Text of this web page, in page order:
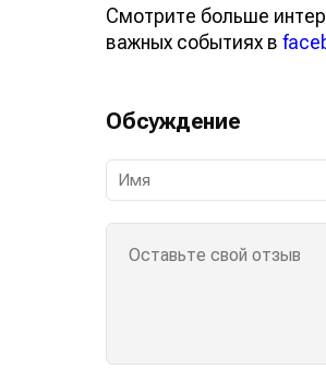
Смотрите больше
важных событиях в
Обсуждение